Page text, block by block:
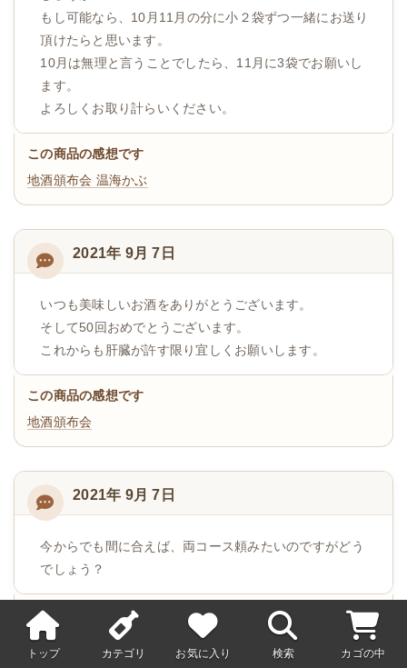
もし可能なら、10月11月の分に小２袋ずつ一緒にお送り
頂けたらと思います。
10月は無理と言うことでしたら、11月に3袋でお願いし
ます。
よろしくお取り計らいください。
この商品の感想です
地酒頒布会 温海かぶ
2021年 9月 7日
いつも美味しいお酒をありがとうございます。
そして50回おめでとうございます。
これからも肝臓が許す限り宜しくお願いします。
この商品の感想です
地酒頒布会
2021年 9月 7日
今からでも間に合えば、両コース頼みたいのですがどう
でしょう？
この商品の感想です
地酒頒布会
トップ カテゴリ お気に入り 検索 カゴの中